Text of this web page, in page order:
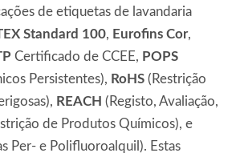
de etiquetas de lavandaria
Standard 100, Eurofins Cor,
Certificado de CCEE, POPS
Persistentes), RoHS (Restrição
REACH (Registo, Avaliação,
de Produtos Químicos), e
Per- e Polifluoroalquil). Estas